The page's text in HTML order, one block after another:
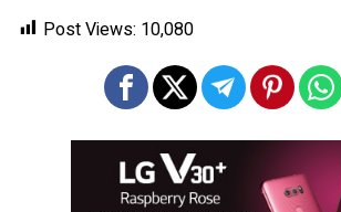
Post Views: 10,080